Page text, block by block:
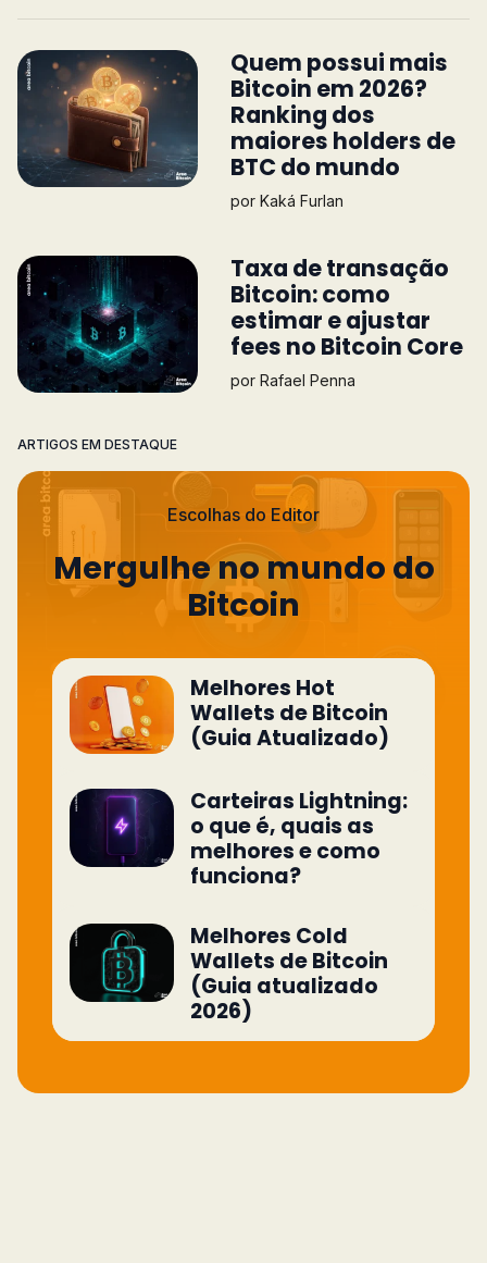
Quem possui mais
Bitcoin em 2026?
Ranking dos
maiores holders de
BTC do mundo
porKaká Furlan
Taxa de transação
Bitcoin: como
estimar e ajustar
fees no Bitcoin Core
porRafael Penna
ARTIGOS EM DESTAQUE
Escolhas do Editor
Mergulhe no mundo do
Bitcoin
Melhores Hot
Wallets de Bitcoin
(Guia Atualizado)
Carteiras Lightning:
o que é, quais as
melhores e como
funciona?
Melhores Cold
Wallets de Bitcoin
(Guia atualizado
2026)